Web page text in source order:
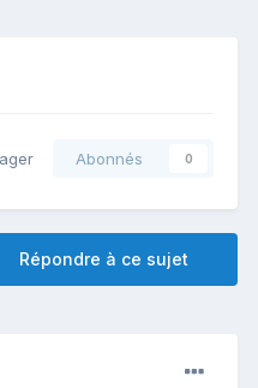
Abonnés 0
Répondre à ce sujet